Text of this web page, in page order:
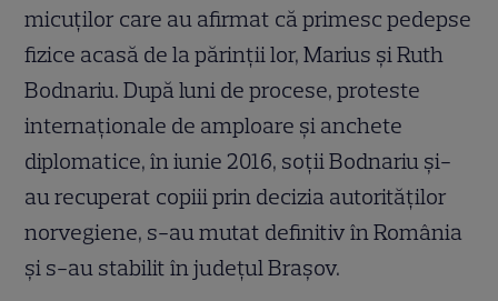
micuților care au afirmat că primesc pedepse
fizice acasă de la părinții lor, Marius și Ruth
Bodnariu. După luni de procese, proteste
internaționale de amploare și anchete
diplomatice, în iunie 2016, soții Bodnariu și-
au recuperat copiii prin decizia autorităților
norvegiene, s-au mutat definitiv în România
și s-au stabilit în județul Brașov.